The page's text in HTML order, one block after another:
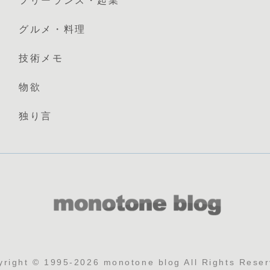
グルメ・料理
技術メモ
物欲
独り言
© 1995-2026 monotone blog All Rights